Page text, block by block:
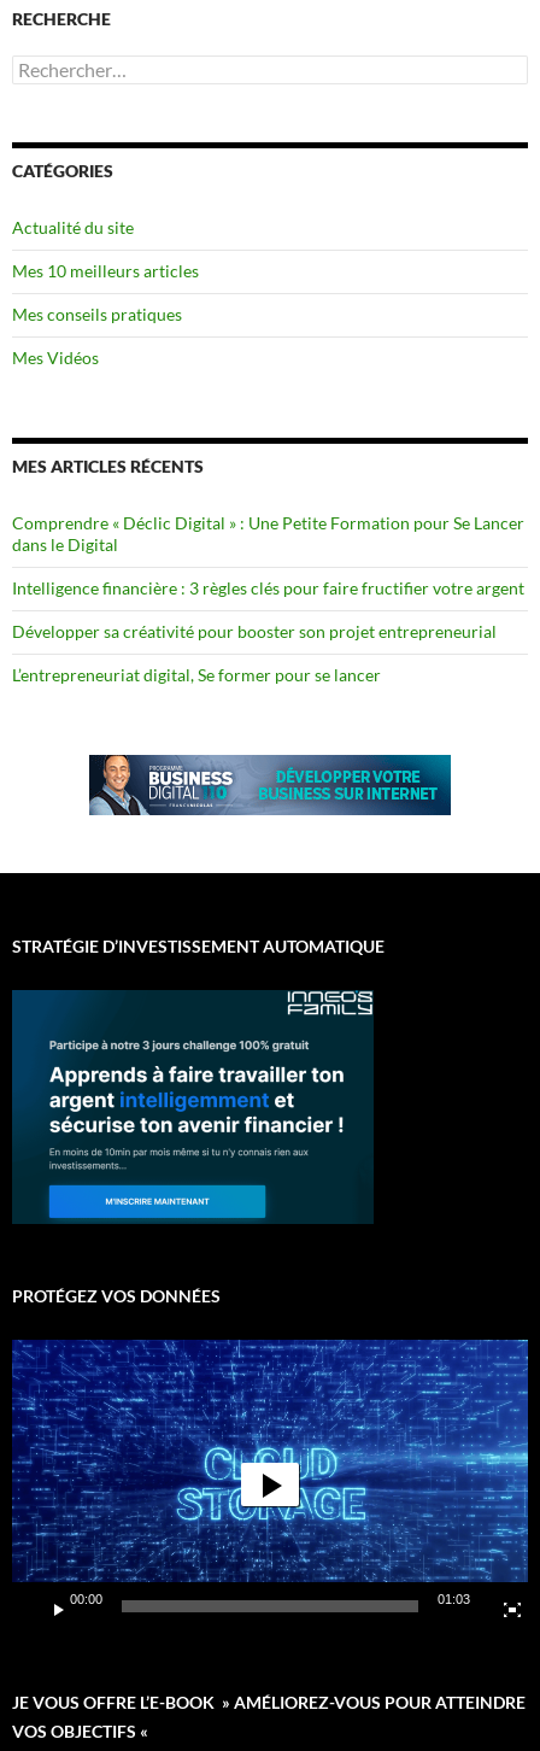
RECHERCHE
Rechercher :
CATÉGORIES
Actualité du site
Mes 10 meilleurs articles
Mes conseils pratiques
Mes Vidéos
MES ARTICLES RÉCENTS
Comprendre « Déclic Digital » : Une Petite Formation pour Se Lancer
dans le Digital
Intelligence financière : 3 règles clés pour faire fructifier votre argent
Développer sa créativité pour booster son projet entrepreneurial
L’entrepreneuriat digital, Se former pour se lancer
STRATÉGIE D’INVESTISSEMENT AUTOMATIQUE
PROTÉGEZ VOS DONNÉES
Lecteur
vidéo
00:00 01:03
JE VOUS OFFRE L’E-BOOK » AMÉLIOREZ-VOUS POUR ATTEINDRE
VOS OBJECTIFS «